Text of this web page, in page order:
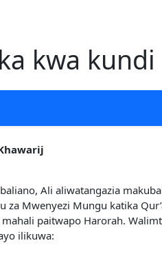
kwa
Ali aliwatangazia
za Mwenyezi Mungu katika
paitwapo Harorah.
ilikuwa: